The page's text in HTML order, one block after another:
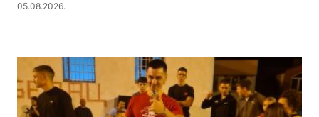
05.08.2026.